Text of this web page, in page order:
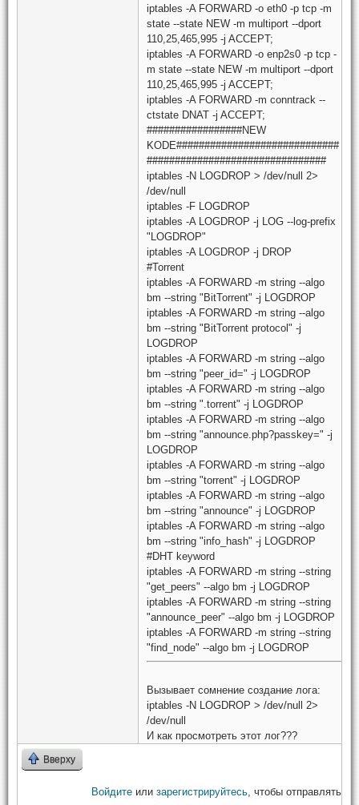
iptables -A FORWARD -o eth0 -p tcp -m
state --state NEW -m multiport --dport
110,25,465,995 -j ACCEPT;
iptables -A FORWARD -o enp2s0 -p tcp -
m state --state NEW -m multiport --dport
110,25,465,995 -j ACCEPT;
iptables -A FORWARD -m conntrack --
ctstate DNAT -j ACCEPT;
#################NEW
KODE#############################
################################
iptables -N LOGDROP > /dev/null 2>
/dev/null
iptables -F LOGDROP
iptables -A LOGDROP -j LOG --log-prefix
"LOGDROP"
iptables -A LOGDROP -j DROP
#Torrent
iptables -A FORWARD -m string --algo
bm --string "BitTorrent" -j LOGDROP
iptables -A FORWARD -m string --algo
bm --string "BitTorrent protocol" -j
LOGDROP
iptables -A FORWARD -m string --algo
bm --string "peer_id=" -j LOGDROP
iptables -A FORWARD -m string --algo
bm --string ".torrent" -j LOGDROP
iptables -A FORWARD -m string --algo
bm --string "announce.php?passkey=" -j
LOGDROP
iptables -A FORWARD -m string --algo
bm --string "torrent" -j LOGDROP
iptables -A FORWARD -m string --algo
bm --string "announce" -j LOGDROP
iptables -A FORWARD -m string --algo
bm --string "info_hash" -j LOGDROP
#DHT keyword
iptables -A FORWARD -m string --string
"get_peers" --algo bm -j LOGDROP
iptables -A FORWARD -m string --string
"announce_peer" --algo bm -j LOGDROP
iptables -A FORWARD -m string --string
"find_node" --algo bm -j LOGDROP
Вызывает сомнение создание лога:
iptables -N LOGDROP > /dev/null 2>
/dev/null
И как просмотреть этот лог???
Вверху
Войдите или зарегистрируйтесь, чтобы отправлять